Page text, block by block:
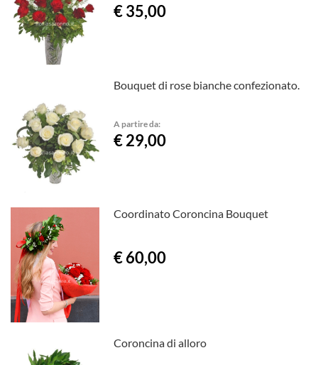
€ 35,00
Bouquet di rose bianche confezionato.
A partire da:
€ 29,00
Coordinato Coroncina Bouquet
€ 60,00
Coroncina di alloro